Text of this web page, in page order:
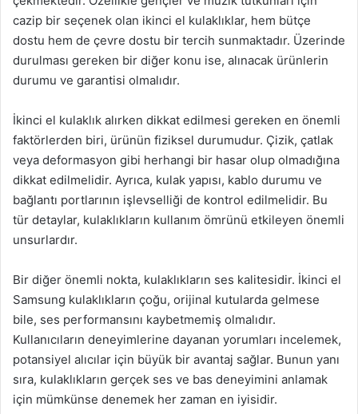
cazip bir seçenek olan ikinci el kulaklıklar, hem bütçe
dostu hem de çevre dostu bir tercih sunmaktadır. Üzerinde
durulması gereken bir diğer konu ise, alınacak ürünlerin
durumu ve garantisi olmalıdır.
İkinci el kulaklık alırken dikkat edilmesi gereken en önemli
faktörlerden biri, ürünün fiziksel durumudur. Çizik, çatlak
veya deformasyon gibi herhangi bir hasar olup olmadığına
dikkat edilmelidir. Ayrıca, kulak yapısı, kablo durumu ve
bağlantı portlarının işlevselliği de kontrol edilmelidir. Bu
tür detaylar, kulaklıkların kullanım ömrünü etkileyen önemli
unsurlardır.
Bir diğer önemli nokta, kulaklıkların ses kalitesidir. İkinci el
Samsung kulaklıkların çoğu, orijinal kutularda gelmese
bile, ses performansını kaybetmemiş olmalıdır.
Kullanıcıların deneyimlerine dayanan yorumları incelemek,
potansiyel alıcılar için büyük bir avantaj sağlar. Bunun yanı
sıra, kulaklıkların gerçek ses ve bas deneyimini anlamak
için mümkünse denemek her zaman en iyisidir.